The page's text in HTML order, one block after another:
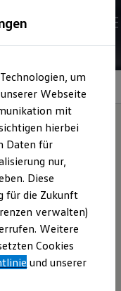
Gebrauchtwagen
für
im
um
Webseite
mit
hierbei
Daten für
nur,
Diese
für die Zukunft
verwalten)
Weitere
Cookies
und unserer